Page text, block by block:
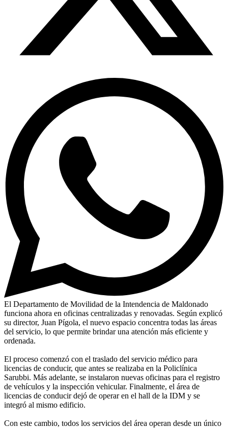
El Departamento de Movilidad de la Intendencia de Maldonado
funciona ahora en oficinas centralizadas y renovadas. Según explicó
su director, Juan Pígola, el nuevo espacio concentra todas las áreas
del servicio, lo que permite brindar una atención más eficiente y
ordenada.
El proceso comenzó con el traslado del servicio médico para
licencias de conducir, que antes se realizaba en la Policlínica
Sarubbi. Más adelante, se instalaron nuevas oficinas para el registro
de vehículos y la inspección vehicular. Finalmente, el área de
licencias de conducir dejó de operar en el hall de la IDM y se
integró al mismo edificio.
Con este cambio, todos los servicios del área operan desde un único